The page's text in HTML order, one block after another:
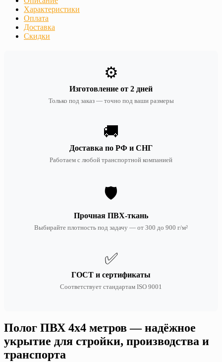
Характеристики
Оплата
Доставка
Скидки
⚙️
Изготовление от 2 дней
Только под заказ — точно под ваши размеры
🚚
Доставка по РФ и СНГ
Работаем с любой транспортной компанией
🛡️
Прочная ПВХ-ткань
Выбирайте плотность под задачу — от 300 до 900 г/м²
✅
ГОСТ и сертификаты
Соответствует стандартам ISO 9001
Полог ПВХ 4х4 метров — надёжное
укрытие для стройки, производства и
транспорта